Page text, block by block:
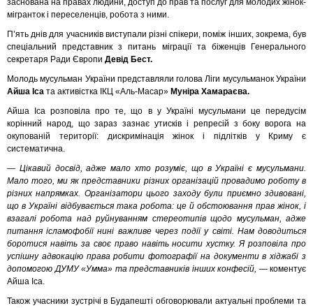
заснована на правах людини, доступ до прав та послуг для молодих жінок-
мігранток і переселенців, робота з ними.
П’ять днів для учасників виступали різні спікери, поміж інших, зокрема, був
спеціальний представник з питань міграції та біженців Генерального
секретаря Ради Європи Девід Бест.
Молодь мусульман України представляли голова Ліги мусульманок України
Айша Іса та активістка ІКЦ «Аль-Масар» Муніра Хамараєва.
Айша Іса розповіла про те, що в у Україні мусульмани це передусім
корінний народ, що зараз зазнає утисків і репресій з боку ворога на
окупованій території: дискримінація жінок і підлітків у Криму є
систематична.
— Цікавий досвід, адже мало хто розуміє, що в Україні є мусульмани.
Мало того, ми як представники різних організацій провадимо роботу в
різних напрямках. Організатори цього заходу були приємно здивовані,
що в Україні відбувається така робота: це й обстоювання прав жінок, і
взагалі робота над руйнуванням стереотипів щодо мусульман, адже
питання ісламофобії нині важливе через події у світі. Нам доводиться
боротися навіть за своє право навіть носити хустку. Я розповіла про
успішну адвокацію права робити фотографії на документи в хіджабі з
допомогою ДУМУ «Умма» та представників інших конфесій, — коментує
Айша Іса.
Також учасники зустрічі в Будапешті обговорювали актуальні проблеми та